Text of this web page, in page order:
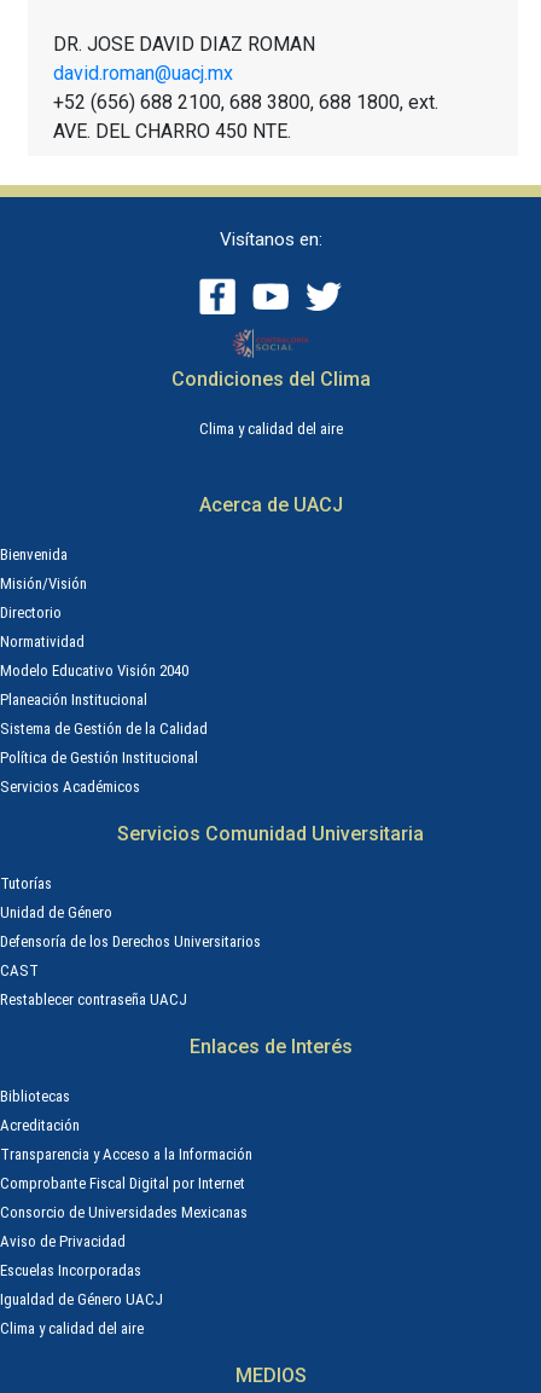
DR. JOSE DAVID DIAZ ROMAN
david.roman@uacj.mx
+52 (656) 688 2100, 688 3800, 688 1800, ext.
AVE. DEL CHARRO 450 NTE.
Visítanos en:
Condiciones del Clima
Clima y calidad del aire
Acerca de UACJ
Bienvenida
Misión/Visión
Directorio
Normatividad
Modelo Educativo Visión 2040
Planeación Institucional
Sistema de Gestión de la Calidad
Política de Gestión Institucional
Servicios Académicos
Servicios Comunidad Universitaria
Tutorías
Unidad de Género
Defensoría de los Derechos Universitarios
CAST
Restablecer contraseña UACJ
Enlaces de Interés
Bibliotecas
Acreditación
Transparencia y Acceso a la Información
Comprobante Fiscal Digital por Internet
Consorcio de Universidades Mexicanas
Aviso de Privacidad
Escuelas Incorporadas
Igualdad de Género UACJ
Clima y calidad del aire
MEDIOS